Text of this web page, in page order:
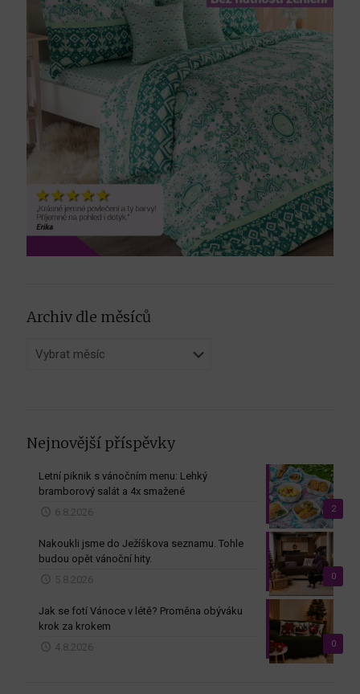
Archiv dle měsíců
dle
Nejnovější příspěvky
2
Letní piknik s vánočním menu: Lehký
bramborový salát a 4x smažené
6.8.2026
0
Nakoukli jsme do Ježíškova seznamu. Tohle
budou opět vánoční hity.
5.8.2026
0
Jak se fotí Vánoce v létě? Proměna obýváku
krok za krokem
4.8.2026